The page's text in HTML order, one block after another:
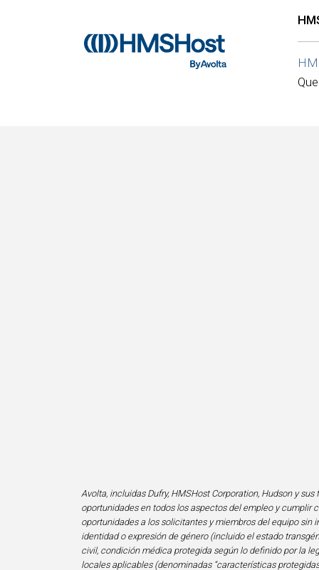
Avolta, incluidas Dufry, HMSHost Corporation, Hudson y
oportunidades en todos los aspectos del empleo y cumplir
oportunidades a los solicitantes y miembros del equipo sin
identidad o expresión de género (incluido el estado
civil, condición médica protegida según lo definido por la
locales aplicables (denominadas “características